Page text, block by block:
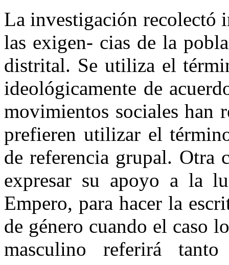
La investigación recolectó
las exigen- cias de la
distrital. Se utiliza el
ideológicamente de
movimientos sociales han
prefieren utilizar el
de referencia grupal. Otra
expresar su apoyo a la
Empero, para hacer la
de género cuando el caso
masculino referirá